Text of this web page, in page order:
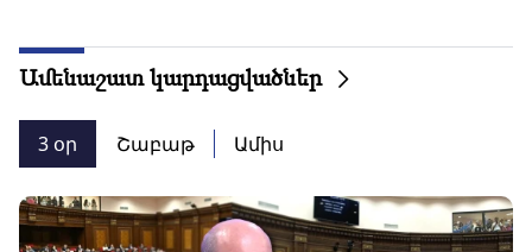
Ամենաշատ կարդացվածներ
3 օր Շաբաթ Ամիս